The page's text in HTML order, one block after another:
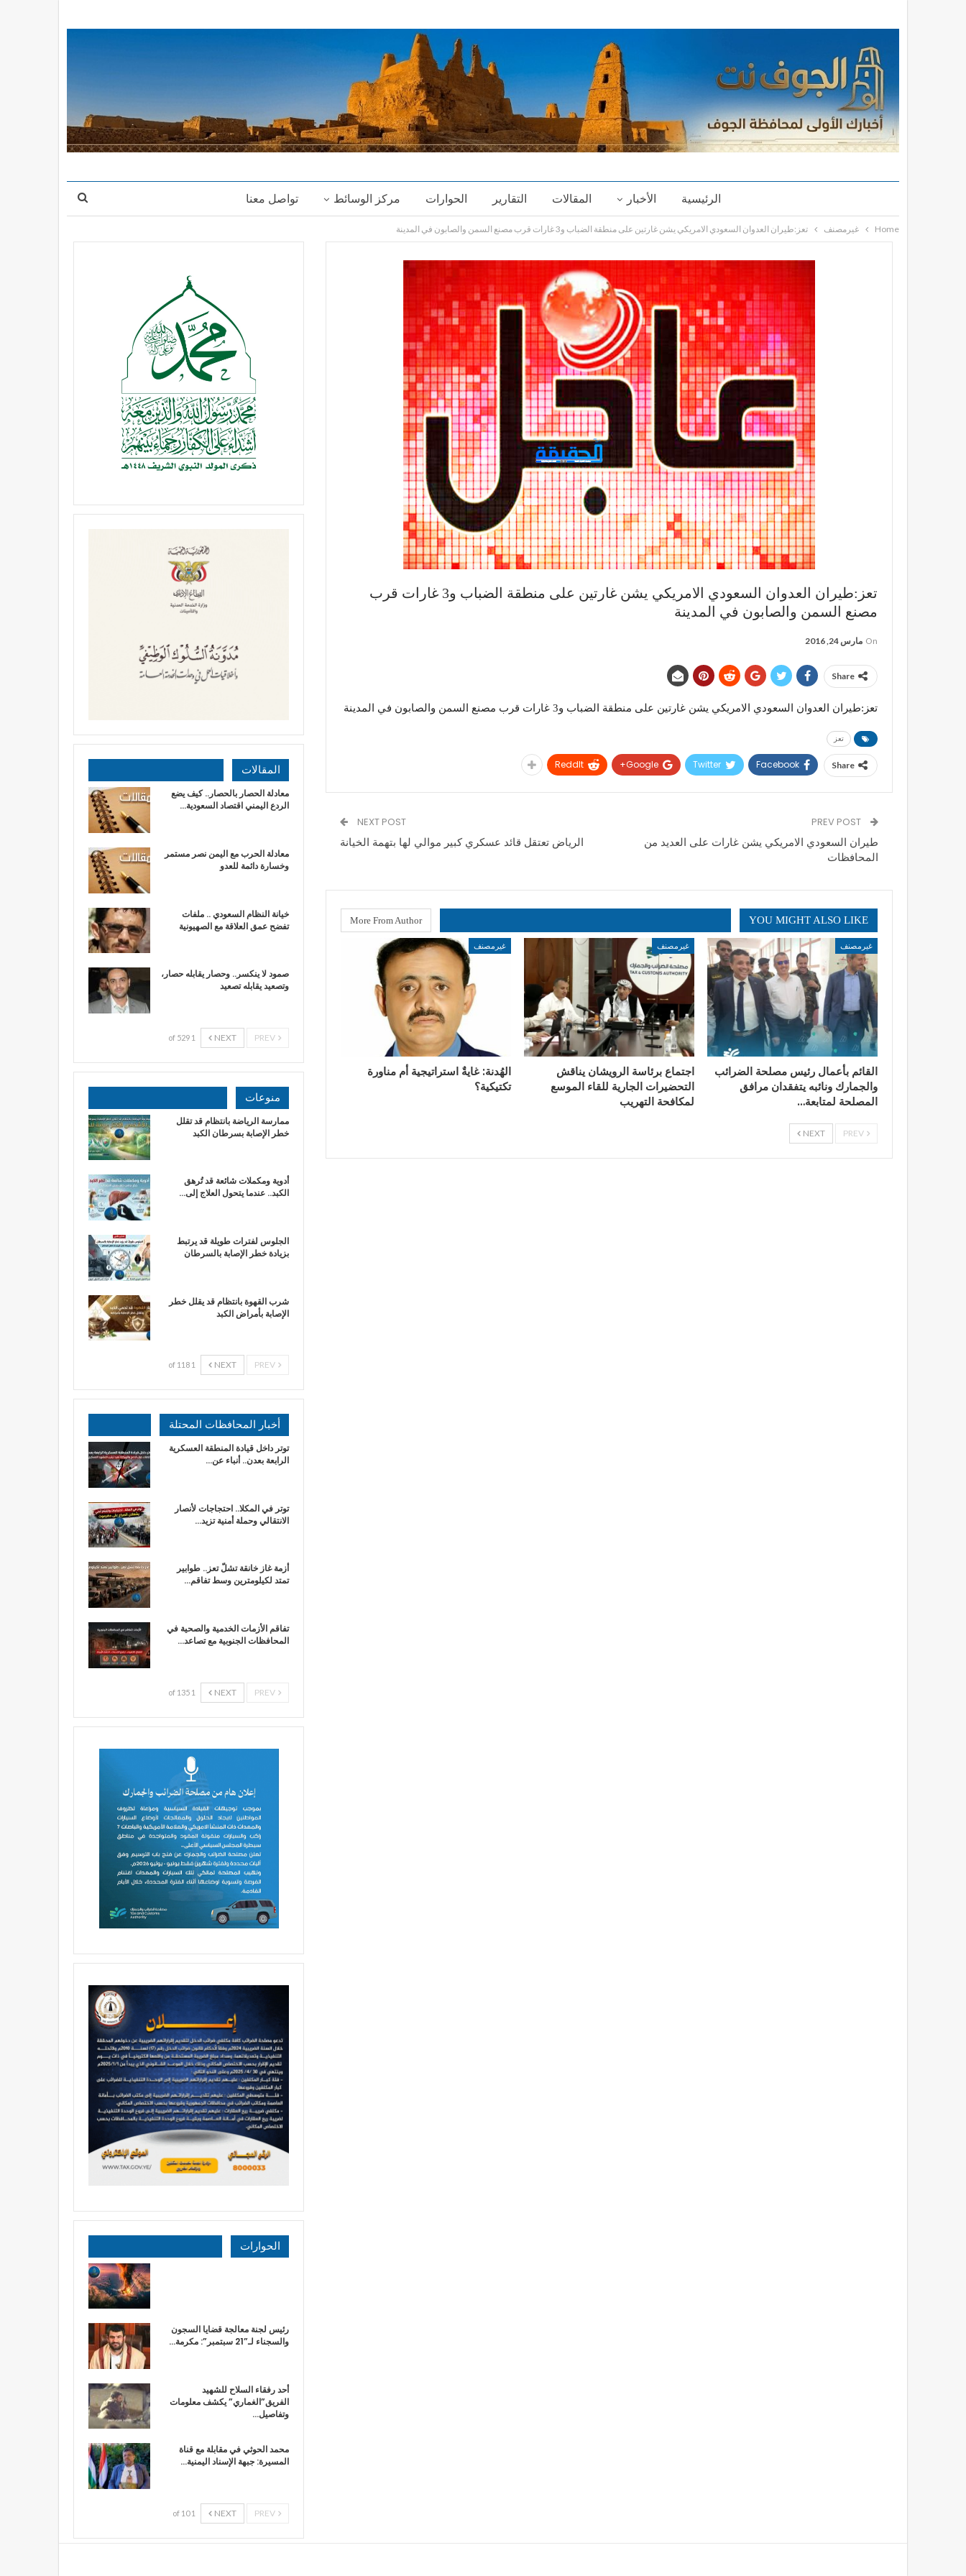
الرئيسية الأخبار المقالات التقارير الحوارات مركز الوسائط تواصل معنا
Home غيرمصنف تعز:طيران العدوان السعودي الامريكي يشن غارتين على منطقة الضباب و3 غارات قرب مصنع السمن والصابون في المدينة
تعز:طيران العدوان السعودي الامريكي يشن غارتين على منطقة الضباب و3 غارات قرب
مصنع السمن والصابون في المدينة
On مارس 24, 2016
Share
تعز:طيران العدوان السعودي الامريكي يشن غارتين على منطقة الضباب و3 غارات قرب مصنع السمن والصابون في المدينة
تعز
Share
Facebook
Twitter
Google+
ReddIt
طيران السعودي الامريكي يشن غارات على العديد من
المحافظات
NEXT POST
الرياض تعتقل قائد عسكري كبير موالي لها بتهمة الخيانة
YOU MIGHT ALSO LIKE
More From Author
غيرمصنف
القائم بأعمال رئيس مصلحة الضرائب
والجمارك ونائبه يتفقدان مرافق
المصلحة لمتابعة…
غيرمصنف
اجتماع برئاسة الرويشان يناقش
التحضيرات الجارية للقاء الموسع
لمكافحة التهريب
غيرمصنف
الهُدنة: غايةٌ استراتيجية أم مناورة
تكتيكية؟
NEXT
المقالات
معادلة الحصار بالحصار.. كيف يضع
الردع اليمني اقتصاد السعودية…
​معادلة الحرب مع اليمن نصر مستمر
وخسارة دائمة للعدو
خيانة النظام السعودي .. ملفات
تفضح عمق العلاقة مع الصهيونية
صمود لا ينكسر.. وحصار يقابله حصار،
وتصعيد يقابله تصعيد
NEXT
1 of 529
منوعات
ممارسة الرياضة بانتظام قد تقلل
خطر الإصابة بسرطان الكبد
أدوية ومكملات شائعة قد تُرهق
الكبد.. عندما يتحول العلاج إلى…
الجلوس لفترات طويلة قد يرتبط
بزيادة خطر الإصابة بالسرطان
شرب القهوة بانتظام قد يقلل خطر
الإصابة بأمراض الكبد
NEXT
1 of 118
أخبار المحافظات المحتلة
توتر داخل قيادة المنطقة العسكرية
الرابعة بعدن.. أنباء عن…
توتر في المكلا.. احتجاجات لأنصار
الانتقالي وحملة أمنية تزيد…
أزمة غاز خانقة تشلّ تعز.. طوابير
تمتد لكيلومترين وسط تفاقم…
تفاقم الأزمات الخدمية والصحية في
المحافظات الجنوبية مع تصاعد…
NEXT
1 of 135
الحوارات
رئيس لجنة معالجة قضايا السجون
والسجناء لـ”21 سبتمبر”: مكرمة…
أحد رفقاء السلاح للشهيد
الفريق”الغماري” يكشف معلومات
وتفاصيل…
محمد الحوثي في مقابلة مع قناة
المسيرة: جبهة الإسناد اليمنية…
NEXT
1 of 10